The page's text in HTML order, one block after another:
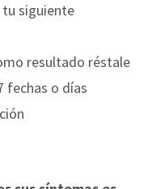
tu siguiente
resultado réstale
fechas o días